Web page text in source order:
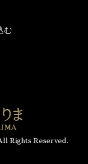
む
Rights Reserved.